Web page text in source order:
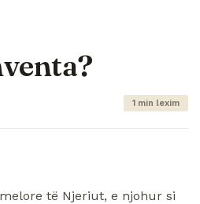
1 min lexim
të Njeriut, e njohur si